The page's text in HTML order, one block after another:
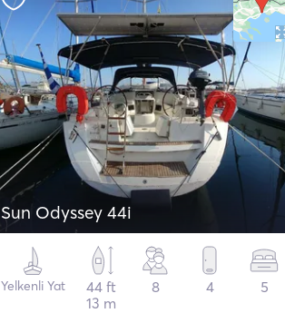
Sun Odyssey 44i
Yelkenli Yat
44 ft
13 m
8 4 5